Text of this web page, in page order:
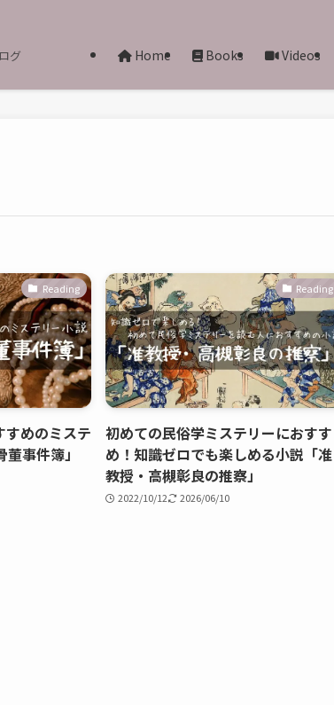
グ Home Books Videos
Reading
すめのミステ
事件簿」
Reading
初めての民俗学ミステリーにおすす
め！知識ゼロでも楽しめる小説「准
教授・高槻彰良の推察」
2022/10/12 2026/06/10